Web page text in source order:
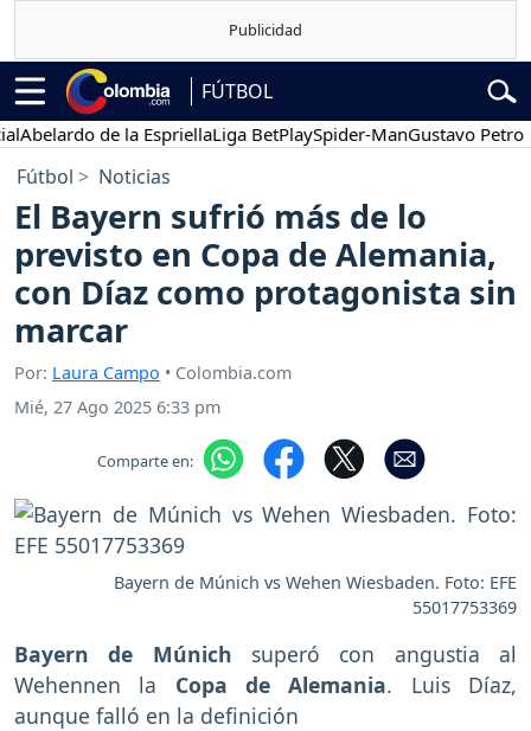
FÚTBOL
de la EspriellaLiga BetPlaySpider-ManGustavo Petro
Fútbol Noticias
El Bayern sufrió más de lo
previsto en Copa de Alemania,
con Díaz como protagonista sin
marcar
Por: Laura Campo • Colombia.com
Mié, 27 Ago 2025 6:33 pm
Comparte en:
Bayern de Múnich vs Wehen Wiesbaden. Foto: EFE
55017753369
Bayern de Múnich superó con angustia al
Wehennen la Copa de Alemania. Luis Díaz,
aunque falló en la definición